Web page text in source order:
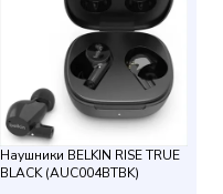
Наушники BELKIN RISE TRUE
BLACK (AUC004BTBK)